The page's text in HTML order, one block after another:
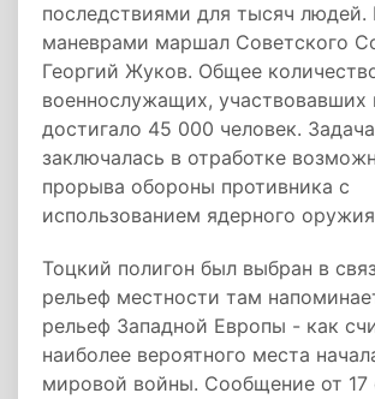
последствиями для тысяч людей.
маневрами маршал Советского
Георгий Жуков. Общее
военнослужащих, участвовавших
достигало 45 000 человек. Задача
заключалась в отработке
прорыва обороны противника с
использованием ядерного
Тоцкий полигон был выбран в
рельеф местности там
рельеф Западной Европы - как
наиболее вероятного места
мировой войны. Сообщение от 17